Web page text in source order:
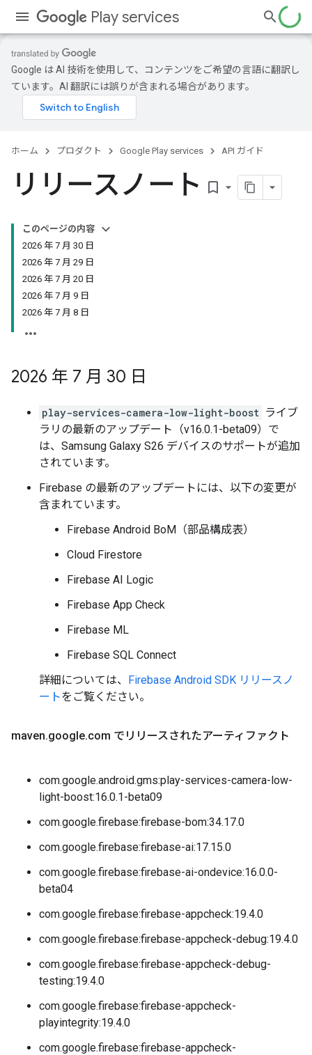
Play services
Google は AI 技術を使用して、コンテンツをご希望の言語に翻訳し
ています。AI 翻訳には誤りが含まれる場合があります。
ホーム プロダクト Google Play services API ガイド
リリースノート bookmark_border
このページの内容
2026 年 7 月 30 日
2026 年 7 月 29 日
2026 年 7 月 20 日
2026 年 7 月 9 日
2026 年 7 月 8 日
2026 年 7 月 30 日
play-services-camera-low-light-boost ライブ
ラリの最新のアップデート（v16.0.1-beta09）で
は、Samsung Galaxy S26 デバイスのサポートが追加
されています。
Firebase の最新のアップデートには、以下の変更が
含まれています。
Firebase Android BoM（部品構成表）
Cloud Firestore
Firebase AI Logic
Firebase App Check
Firebase ML
Firebase SQL Connect
詳細については、 Firebase Android SDK リリースノ
ートをご覧ください。
maven.google.com でリリースされたアーティファクト
com.google.android.gms:play-services-camera-low-
light-boost:16.0.1-beta09
com.google.firebase:firebase-bom:34.17.0
com.google.firebase:firebase-ai:17.15.0
com.google.firebase:firebase-ai-ondevice:16.0.0-
beta04
com.google.firebase:firebase-appcheck:19.4.0
com.google.firebase:firebase-appcheck-debug:19.4.0
com.google.firebase:firebase-appcheck-debug-
testing:19.4.0
com.google.firebase:firebase-appcheck-
playintegrity:19.4.0
com.google.firebase:firebase-appcheck-